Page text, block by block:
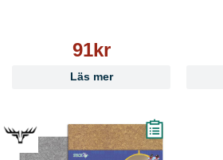
91kr
Läs mer